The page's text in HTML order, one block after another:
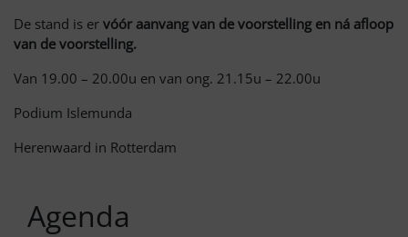
De stand is er vóór aanvang van de voorstelling en ná afloop
van de voorstelling.
Van 19.00 – 20.00u en van ong. 21.15u – 22.00u
Podium Islemunda
Herenwaard in Rotterdam
Agenda